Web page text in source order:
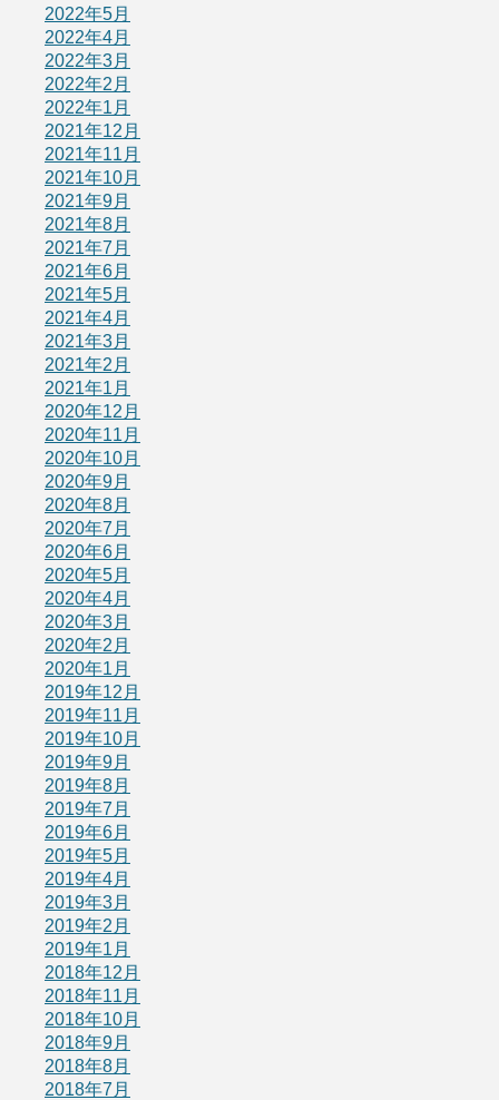
2022年5月
2022年4月
2022年3月
2022年2月
2022年1月
2021年12月
2021年11月
2021年10月
2021年9月
2021年8月
2021年7月
2021年6月
2021年5月
2021年4月
2021年3月
2021年2月
2021年1月
2020年12月
2020年11月
2020年10月
2020年9月
2020年8月
2020年7月
2020年6月
2020年5月
2020年4月
2020年3月
2020年2月
2020年1月
2019年12月
2019年11月
2019年10月
2019年9月
2019年8月
2019年7月
2019年6月
2019年5月
2019年4月
2019年3月
2019年2月
2019年1月
2018年12月
2018年11月
2018年10月
2018年9月
2018年8月
2018年7月